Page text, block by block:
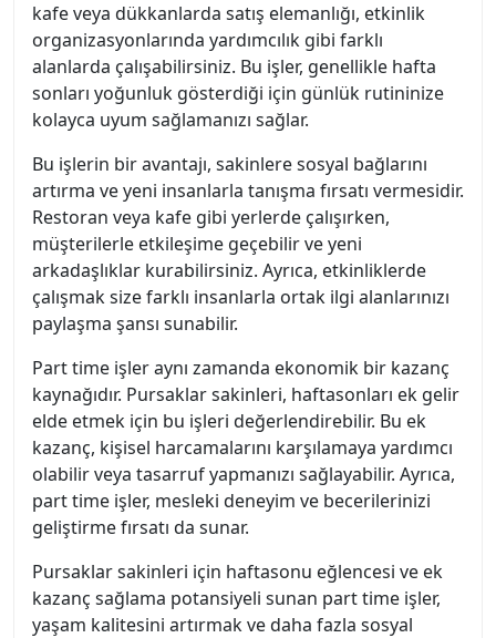
kafe veya dükkanlarda satış elemanlığı, etkinlik
organizasyonlarında yardımcılık gibi farklı
alanlarda çalışabilirsiniz. Bu işler, genellikle hafta
sonları yoğunluk gösterdiği için günlük rutininize
kolayca uyum sağlamanızı sağlar.
Bu işlerin bir avantajı, sakinlere sosyal bağlarını
artırma ve yeni insanlarla tanışma fırsatı vermesidir.
Restoran veya kafe gibi yerlerde çalışırken,
müşterilerle etkileşime geçebilir ve yeni
arkadaşlıklar kurabilirsiniz. Ayrıca, etkinliklerde
çalışmak size farklı insanlarla ortak ilgi alanlarınızı
paylaşma şansı sunabilir.
Part time işler aynı zamanda ekonomik bir kazanç
kaynağıdır. Pursaklar sakinleri, haftasonları ek gelir
elde etmek için bu işleri değerlendirebilir. Bu ek
kazanç, kişisel harcamalarını karşılamaya yardımcı
olabilir veya tasarruf yapmanızı sağlayabilir. Ayrıca,
part time işler, mesleki deneyim ve becerilerinizi
geliştirme fırsatı da sunar.
Pursaklar sakinleri için haftasonu eğlencesi ve ek
kazanç sağlama potansiyeli sunan part time işler,
yaşam kalitesini artırmak ve daha fazla sosyal